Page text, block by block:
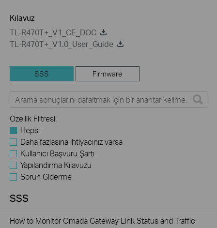
Kılavuz
TL-R470T+_V1_CE_DOC
TL-R470T+_V1.0_User_Guide
SSS Firmware
Özellik Filtresi:
Hepsi
Daha fazlasına ihtiyacınız varsa
Kullanıcı Başvuru Şartı
Yapılandırma Kılavuzu
Sorun Giderme
SSS
How to Monitor Omada Gateway Link Status and Traffic